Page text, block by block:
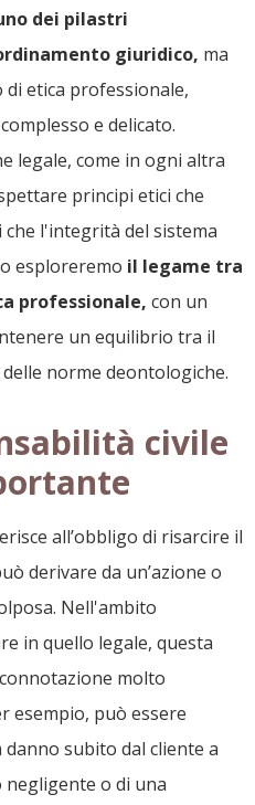
dei pilastri
giuridico, ma
di etica professionale,
e delicato.
legale, come in ogni altra
principi etici che
l'integrità del sistema
esploreremo il legame tra
professionale, con un
un equilibrio tra il
norme deontologiche.
civile
all’obbligo di risarcire il
derivare da un’azione o
Nell'ambito
in quello legale, questa
molto
esempio, può essere
subito dal cliente a
o di una